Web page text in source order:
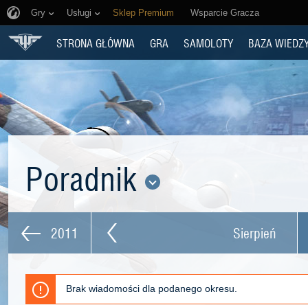
Gry Usługi Sklep Premium Wsparcie Gracza
STRONA GŁÓWNA GRA SAMOLOTY BAZA
Poradnik
2011 Sierpień
Brak wiadomości dla podanego okresu.